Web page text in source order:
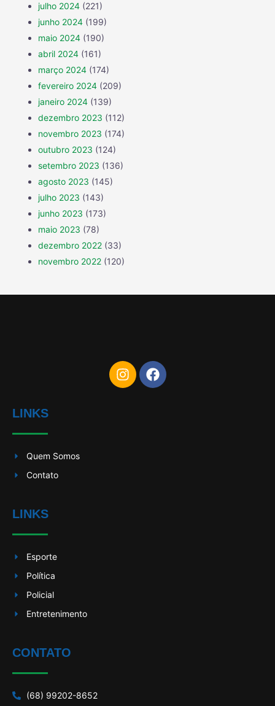
julho 2024 (221)
junho 2024 (199)
maio 2024 (190)
abril 2024 (161)
março 2024 (174)
fevereiro 2024 (209)
janeiro 2024 (139)
dezembro 2023 (112)
novembro 2023 (174)
outubro 2023 (124)
setembro 2023 (136)
agosto 2023 (145)
julho 2023 (143)
junho 2023 (173)
maio 2023 (78)
dezembro 2022 (33)
novembro 2022 (120)
LINKS
Quem Somos
Contato
LINKS
Esporte
Política
Policial
Entretenimento
CONTATO
(68) 99202-8652